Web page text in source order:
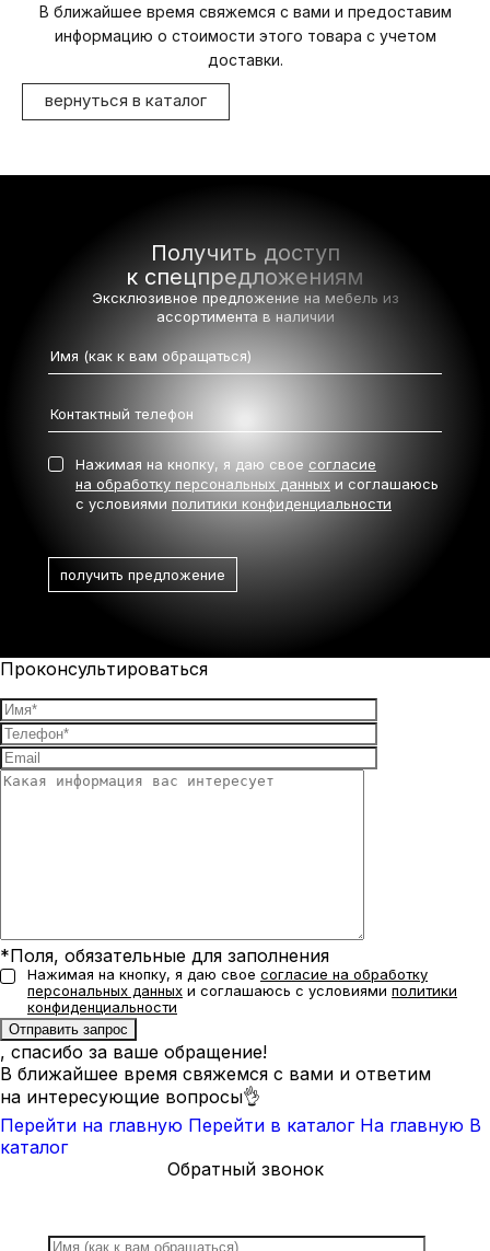
В ближайшее время свяжемся с вами и предоставим
информацию о стоимости этого товара с учетом
доставки.
вернуться в каталог
Получить доступ
к спецпредложениям
Эксклюзивное предложение на мебель из
ассортимента в наличии
Нажимая на кнопку, я даю свое согласие
на обработку персональных данных и соглашаюсь
с условиями политики конфиденциальности
Проконсультироваться
*Поля, обязательные для заполнения
Нажимая на кнопку, я даю свое согласие на обработку
персональных данных и соглашаюсь с условиями политики
конфиденциальности
, спасибо за ваше обращение!
В ближайшее время свяжемся с вами и ответим
на интересующие вопросы👌
Перейти на главную Перейти в каталог На главную В
каталог
Обратный звонок